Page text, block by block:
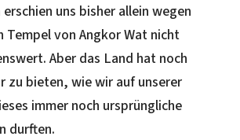
uns bisher allein wegen
Tempel von Angkor Wat nicht
Aber das Land hat noch
zu bieten, wie wir auf unserer
immer noch ursprüngliche
durften.